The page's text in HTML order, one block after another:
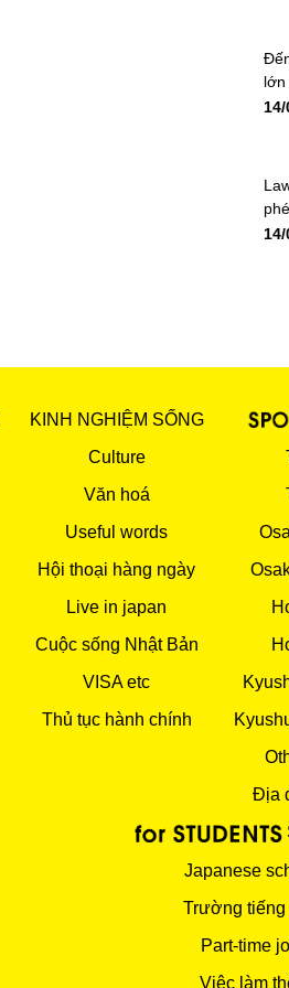
lớn
14/
14/
KINH NGHIỆM SỐNG
Culture
Văn hoá
Useful words
Hội thoại hàng ngày
Live in japan
Cuộc sống Nhật Bản
VISA etc
Thủ tục hành chính
Địa
Japanese
Trường tiếng
Part-time
Việc làm